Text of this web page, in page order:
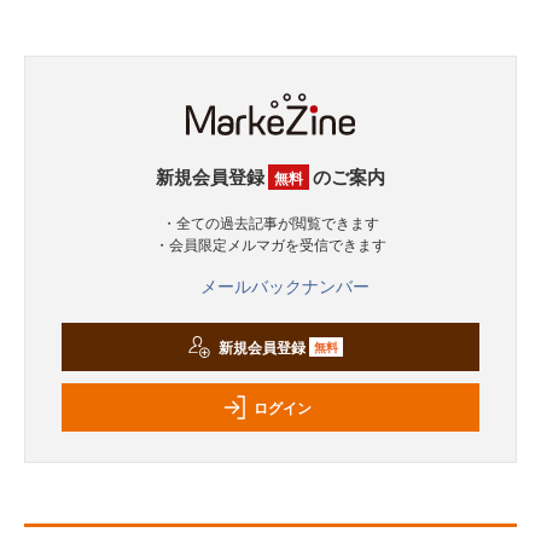
新規会員登録 無料 のご案内
・全ての過去記事が閲覧できます
・会員限定メルマガを受信できます
メールバックナンバー
新規会員登録 無料
ログイン